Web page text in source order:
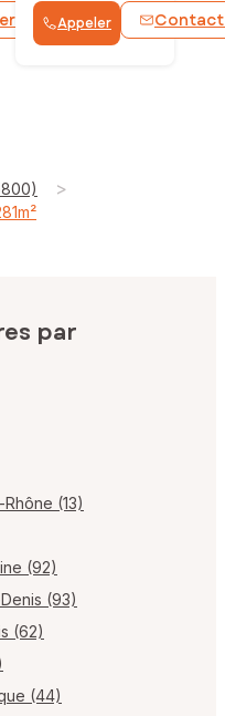
WhatsApp
Appeler
>
par
(13)
(92)
(93)
(62)
(44)